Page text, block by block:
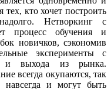
кто хочет построить
Нетворкинг с
процесс обучения и
новичков, сэкономив
эксперименты с
и выхода из рынка.
всегда окупаются, так
навсегда и могут быть